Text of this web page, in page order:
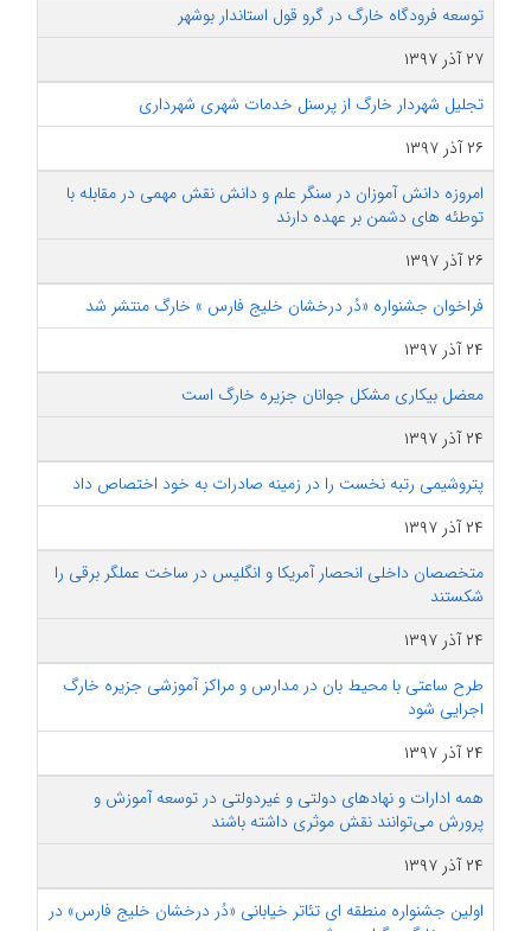
توسعه فرودگاه خارگ در گرو قول استاندار بوشهر
۲۷ آذر ۱۳۹۷
تجلیل شهردار خارگ از پرسنل خدمات شهری شهرداری
۲۶ آذر ۱۳۹۷
امروزه دانش آموزان در سنگر علم و دانش نقش مهمی در مقابله با
توطئه های دشمن بر عهده دارند
۲۶ آذر ۱۳۹۷
فراخوان جشنواره «دُر درخشان خلیج فارس » خارگ منتشر شد
۲۴ آذر ۱۳۹۷
معضل بیکاری مشکل جوانان جزیره خارگ است
۲۴ آذر ۱۳۹۷
پتروشیمی رتبه نخست را در زمینه صادرات به خود اختصاص داد
۲۴ آذر ۱۳۹۷
متخصصان داخلی انحصار آمریکا و انگلیس در ساخت عملگر برقی را
شکستند
۲۴ آذر ۱۳۹۷
طرح ساعتی با محیط بان در مدارس و مراکز آموزشی جزیره خارگ
اجرایی شود
۲۴ آذر ۱۳۹۷
همه ادارات و نهادهای دولتی و غیردولتی در توسعه آموزش و
پرورش می‌توانند نقش موثری داشته باشند
۲۴ آذر ۱۳۹۷
اولین جشنواره منطقه ای تئاتر خیابانی «دُر درخشان خلیج فارس» در